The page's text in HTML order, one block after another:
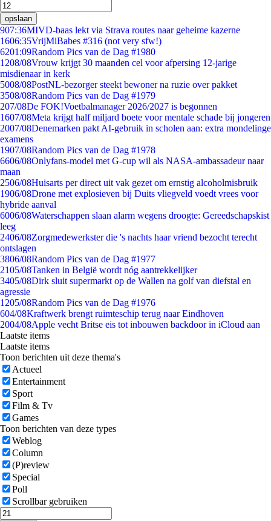
opslaan
907:36MIVD-baas lekt via Strava routes naar geheime kazerne
1606:35VrijMiBabes #316 (not very sfw!)
6201:09Random Pics van de Dag #1980
1208/08Vrouw krijgt 30 maanden cel voor afpersing 12-jarige
misdienaar in kerk
5008/08PostNL-bezorger steekt bewoner na ruzie over pakket
3508/08Random Pics van de Dag #1979
207/08De FOK!Voetbalmanager 2026/2027 is begonnen
1607/08Meta krijgt half miljard boete voor mentale schade bij jongeren
2007/08Denemarken pakt AI-gebruik in scholen aan: extra mondelinge
examens
1907/08Random Pics van de Dag #1978
6606/08Onlyfans-model met G-cup wil als NASA-ambassadeur naar
maan
2506/08Huisarts per direct uit vak gezet om ernstig alcoholmisbruik
1906/08Drone met explosieven bij Duits vliegveld voedt vrees voor
hybride aanval
6006/08Waterschappen slaan alarm wegens droogte: Gereedschapskist
leeg
2406/08Zorgmedewerkster die 's nachts haar vriend bezocht terecht
ontslagen
3806/08Random Pics van de Dag #1977
2105/08Tanken in België wordt nóg aantrekkelijker
3405/08Dirk sluit supermarkt op de Wallen na golf van diefstal en
agressie
1205/08Random Pics van de Dag #1976
604/08Kraftwerk brengt ruimteschip terug naar Eindhoven
2004/08Apple vecht Britse eis tot inbouwen backdoor in iCloud aan
Laatste items
Laatste items
Toon berichten uit deze thema's
Actueel
Entertainment
Sport
Film & Tv
Games
Toon berichten van deze types
Weblog
Column
(P)review
Special
Poll
Scrollbar gebruiken